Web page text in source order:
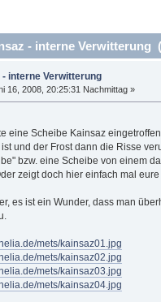
- interne Verwitterung
interne Verwitterung
16, 2008, 20:25:31 Nachmittag »
eine Scheibe Kainsaz
und der Frost dann die Risse
bzw. eine Scheibe von einem
zeigt doch hier einfach mal
es ist ein Wunder, dass man
mets/kainsaz01.jpg
mets/kainsaz02.jpg
mets/kainsaz03.jpg
mets/kainsaz04.jpg